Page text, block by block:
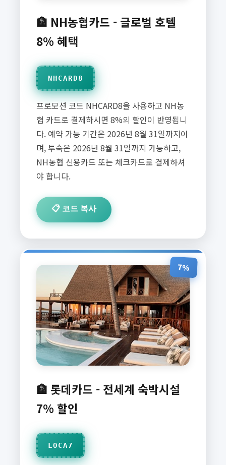
🏦 NH농협카드 - 글로벌 호텔
8% 혜택
NHCARD8
프로모션 코드 NHCARD8을 사용하고 NH농
협 카드로 결제하시면 8%의 할인이 반영됩니
다. 예약 가능 기간은 2026년 8월 31일까지이
며, 투숙은 2026년 8월 31일까지 가능하고,
NH농협 신용카드 또는 체크카드로 결제하셔
야 합니다.
📋 코드 복사
7%
🏦 롯데카드 - 전세계 숙박시설
7% 할인
LOCA7